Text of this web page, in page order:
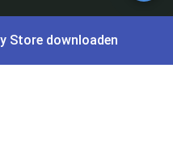
Store downloaden